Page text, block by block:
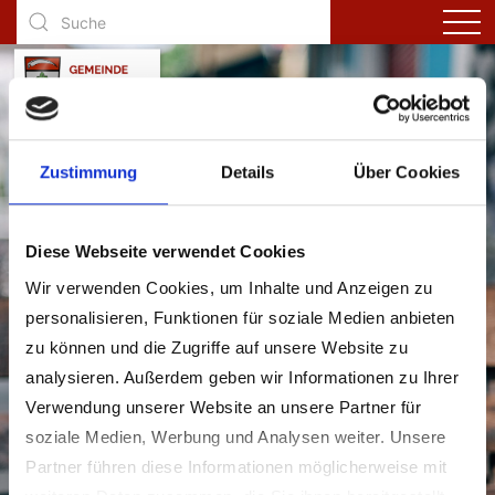
Zustimmung Details Über Cookies
Diese Webseite verwendet Cookies
Wir verwenden Cookies, um Inhalte und Anzeigen zu
personalisieren, Funktionen für soziale Medien anbieten
zu können und die Zugriffe auf unsere Website zu
analysieren. Außerdem geben wir Informationen zu Ihrer
Verwendung unserer Website an unsere Partner für
soziale Medien, Werbung und Analysen weiter. Unsere
Partner führen diese Informationen möglicherweise mit
Aktuelles